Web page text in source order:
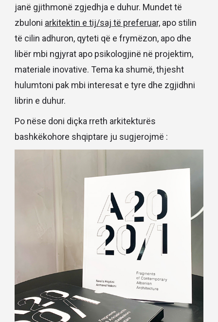
janë gjithmonë zgjedhja e duhur. Mundet të
zbuloni arkitektin e tij/saj të preferuar, apo stilin
të cilin adhuron, qyteti që e frymëzon, apo dhe
libër mbi ngjyrat apo psikologjinë në projektim,
materiale inovative. Tema ka shumë, thjesht
hulumtoni pak mbi interesat e tyre dhe zgjidhni
librin e duhur.
Po nëse doni diçka rreth arkitekturës
bashkëkohore shqiptare ju sugjerojmë :